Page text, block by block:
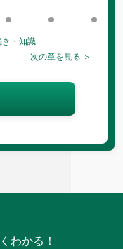
次の章を見る ＞
・知識
わかる！